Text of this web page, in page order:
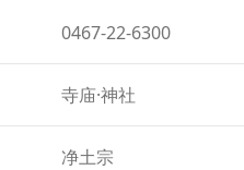
0467-22-6300
寺庙·神社
净土宗